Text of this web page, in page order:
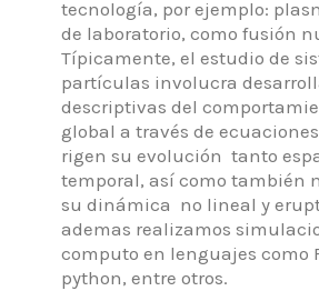
tecnología, por ejemplo:
de laboratorio, como fusión
Típicamente, el estudio de
partículas involucra
descriptivas del
global a través de
rigen su evolución tanto
temporal, así como también
su dinámica no lineal y
ademas realizamos
computo en lenguajes como
python, entre otros.